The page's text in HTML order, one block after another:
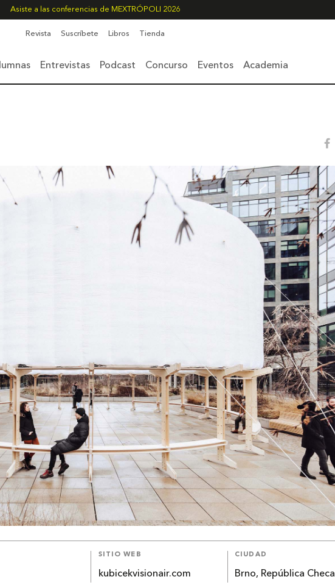
Asiste a las conferencias de MEXTRÓPOLI 2026
Revista Suscríbete Libros Tienda
Entrevistas Podcast Concurso Eventos Academia
SITIO WEB
kubicekvisionair.com
CIUDAD
Brno, República Checa